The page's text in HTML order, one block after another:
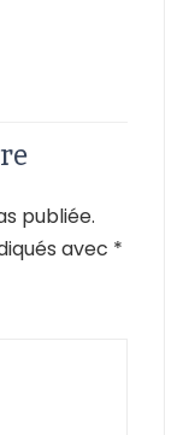
publiée.
avec *